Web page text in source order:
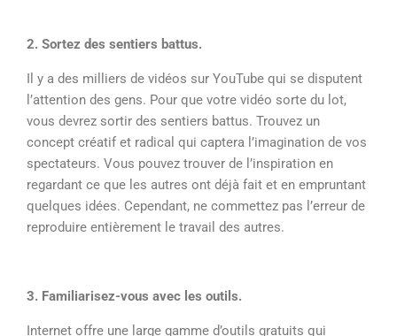
2. Sortez des sentiers battus.
Il y a des milliers de vidéos sur YouTube qui se disputent
l’attention des gens. Pour que votre vidéo sorte du lot,
vous devrez sortir des sentiers battus. Trouvez un
concept créatif et radical qui captera l’imagination de vos
spectateurs. Vous pouvez trouver de l’inspiration en
regardant ce que les autres ont déjà fait et en empruntant
quelques idées. Cependant, ne commettez pas l’erreur de
reproduire entièrement le travail des autres.
3. Familiarisez-vous avec les outils.
Internet offre une large gamme d’outils gratuits qui